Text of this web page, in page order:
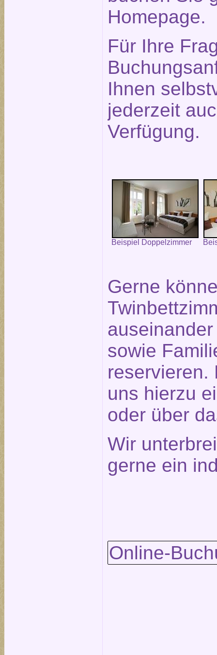
Homepage.
Für Ihre
Ihnen
jederzeit
Verfügung.
Beispiel Doppelzimmer
Gerne
sowie
reservieren.
uns hierzu
oder über
Wir
gerne ein
Online-